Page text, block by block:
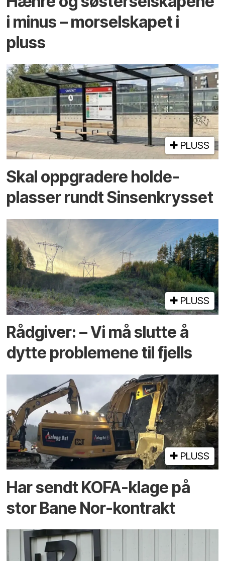
i minus – mor­selskapet i
pluss
PLUSS
Skal oppgradere holde­
plasser rundt Sinsenkrysset
PLUSS
Rådgiver: – Vi må slutte å
dytte problemene til fjells
PLUSS
Har sendt KOFA-klage på
stor Bane Nor-kontrakt